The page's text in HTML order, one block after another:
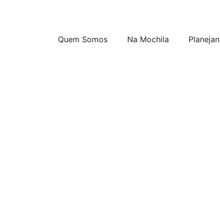
Quem Somos Na Mochila